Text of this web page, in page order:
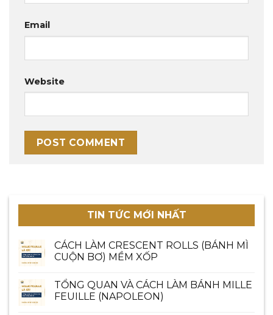
Email
Website
TIN TỨC MỚI NHẤT
CÁCH LÀM CRESCENT ROLLS (BÁNH MÌ
CUỘN BƠ) MỀM XỐP
TỔNG QUAN VÀ CÁCH LÀM BÁNH MILLE
FEUILLE (NAPOLEON)